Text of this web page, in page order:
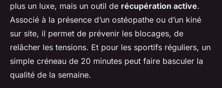
plus un luxe, mais un outil de récupération active.
Associé à la présence d’un ostéopathe ou d’un kiné
sur site, il permet de prévenir les blocages, de
relâcher les tensions. Et pour les sportifs réguliers, un
simple créneau de 20 minutes peut faire basculer la
qualité de la semaine.